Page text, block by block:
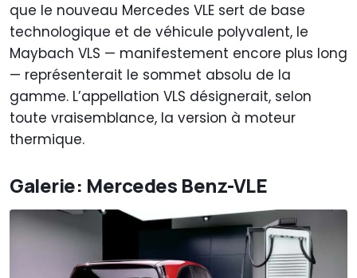
que le nouveau Mercedes VLE sert de base
technologique et de véhicule polyvalent, le
Maybach VLS — manifestement encore plus long
— représenterait le sommet absolu de la
gamme. L’appellation VLS désignerait, selon
toute vraisemblance, la version à moteur
thermique.
Galerie: Mercedes Benz-VLE